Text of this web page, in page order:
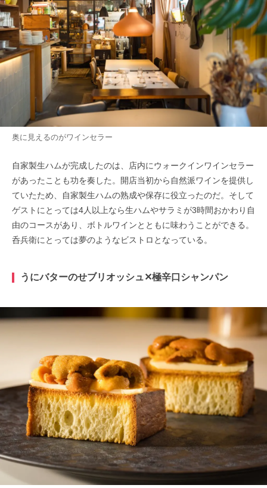
奥に見えるのがワインセラー
自家製生ハムが完成したのは、店内にウォークインワインセラー
があったことも功を奏した。開店当初から自然派ワインを提供し
ていたため、自家製生ハムの熟成や保存に役立ったのだ。そして
ゲストにとっては4人以上なら生ハムやサラミが3時間おかわり自
由のコースがあり、ボトルワインとともに味わうことができる。
呑兵衛にとっては夢のようなビストロとなっている。
うにバターのせブリオッシュ✕極辛口シャンパン